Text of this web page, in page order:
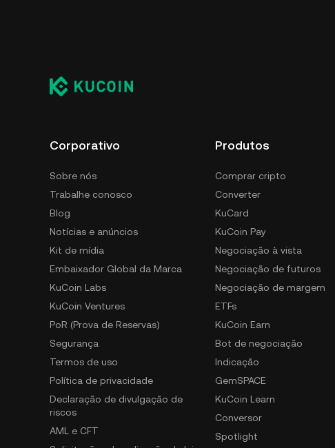
Corporativo
Sobre nós
Trabalhe conosco
Blog
Notícias e anúncios
Kit de mídia
Embaixador Global da Marca
KuCoin Labs
KuCoin Ventures
PoR (Prova de Reservas)
Segurança
Termos de uso
Política de privacidade
Declaração de divulgação de
riscos
AML e CFT
Produtos
Comprar cripto
Converter
KuCard
KuCoin Pay
Negociação à vista
Negociação de futuros
Negociação de margem
ETFs
KuCoin Earn
Bot de negociação
Indicação
GemSPACE
KuCoin Learn
Conversor
Spotlight